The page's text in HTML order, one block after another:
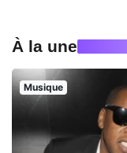
À la une
Musique